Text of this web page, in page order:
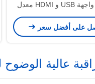
العرض واجهة USB و HDMI معدل
تحديث مرتفع
على أفضل سعر
عالية